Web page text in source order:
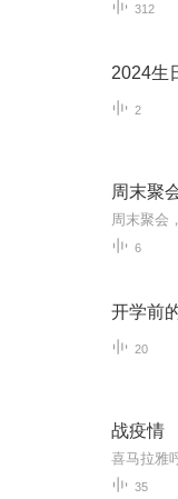
312
2024生
2
周末聚
6
开学前
20
战疫情
35